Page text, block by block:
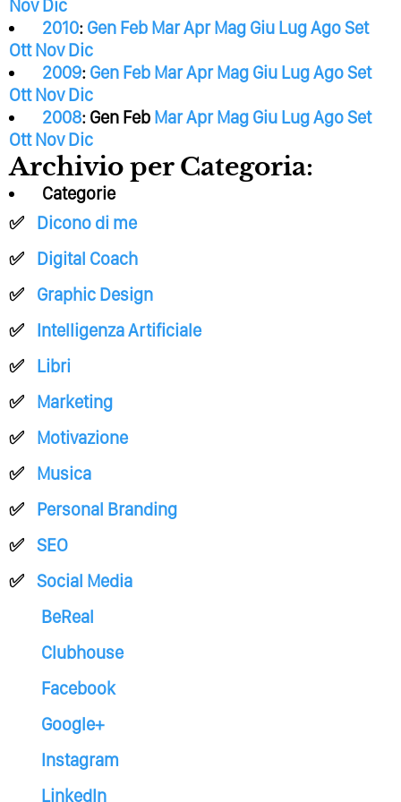
Nov Dic
2010: Gen Feb MarApr Mag Giu LugAgoSet
Ott Nov Dic
2009: Gen Feb MarApr Mag Giu LugAgoSet
Ott Nov Dic
2008: Gen Feb MarApr Mag Giu LugAgoSet
Ott Nov Dic
Archivio per Categoria:
Categorie
Dicono di me
Digital Coach
Graphic Design
Intelligenza Artificiale
Libri
Marketing
Motivazione
Musica
Personal Branding
SEO
Social Media
BeReal
Clubhouse
Facebook
Google+
Instagram
LinkedIn